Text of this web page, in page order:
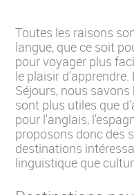
Toutes les raisons
langue, que ce soit
pour voyager plus
le plaisir d'apprendre.
Séjours, nous
sont plus utiles que
pour l'anglais,
proposons donc des
destinations
linguistique que